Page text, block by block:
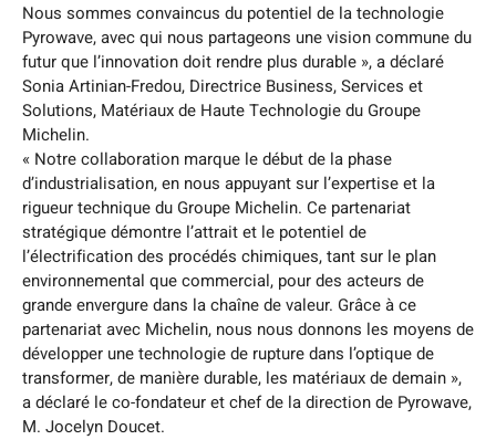
Nous sommes convaincus du potentiel de la technologie
Pyrowave, avec qui nous partageons une vision commune du
futur que l’innovation doit rendre plus durable », a déclaré
Sonia Artinian-Fredou, Directrice Business, Services et
Solutions, Matériaux de Haute Technologie du Groupe
Michelin.
« Notre collaboration marque le début de la phase
d’industrialisation, en nous appuyant sur l’expertise et la
rigueur technique du Groupe Michelin. Ce partenariat
stratégique démontre l’attrait et le potentiel de
l’électrification des procédés chimiques, tant sur le plan
environnemental que commercial, pour des acteurs de
grande envergure dans la chaîne de valeur. Grâce à ce
partenariat avec Michelin, nous nous donnons les moyens de
développer une technologie de rupture dans l’optique de
transformer, de manière durable, les matériaux de demain »,
a déclaré le co-fondateur et chef de la direction de Pyrowave,
M. Jocelyn Doucet.